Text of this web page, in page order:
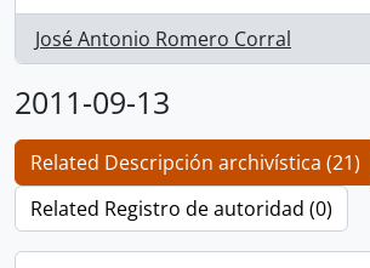
José Antonio Romero Corral
, 1 resultados
2011-09-13
Related Descripción archivística (21)
Related Registro de autoridad (0)